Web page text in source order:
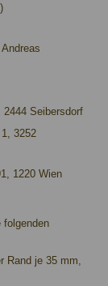
Andreas
Seibersdorf
3252
1220 Wien
folgenden
Rand je 35 mm,